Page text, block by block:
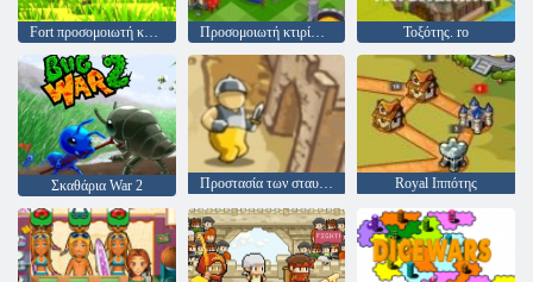
Fort προσομοιωτή κτιρίων Προσομοιωτή κτιρίων πόλεων Τοξότης. ro
Σκαθάρια War 2 Προστασία των σταυροφόρων Royal Ιππότης